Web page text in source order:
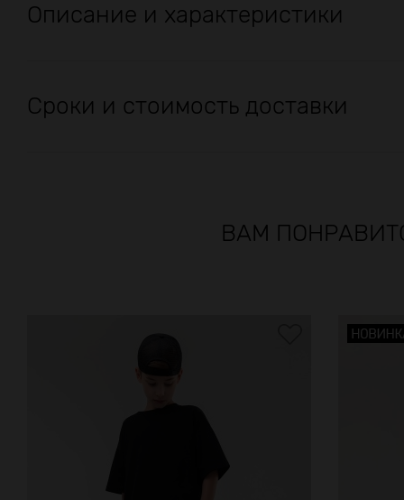
Описание и характеристики
Сроки и стоимость доставки
ВАМ